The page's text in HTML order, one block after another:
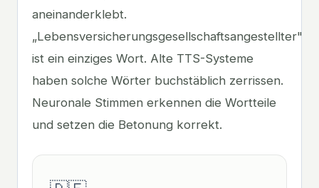
aneinanderklebt.
„Lebensversicherungsgesellschaftsangestellter"
ist ein einziges Wort. Alte TTS-Systeme
haben solche Wörter buchstäblich zerrissen.
Neuronale Stimmen erkennen die Wortteile
und setzen die Betonung korrekt.